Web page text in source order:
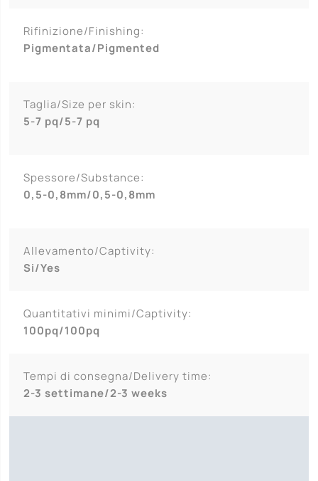
Rifinizione/Finishing:
Pigmentata/Pigmented
Taglia/Size per skin:
5-7 pq/5-7 pq
Spessore/Substance:
0,5-0,8mm/0,5-0,8mm
Allevamento/Captivity:
Si/Yes
Quantitativi minimi/Captivity:
100pq/100pq
Tempi di consegna/Delivery time:
2-3 settimane/2-3 weeks